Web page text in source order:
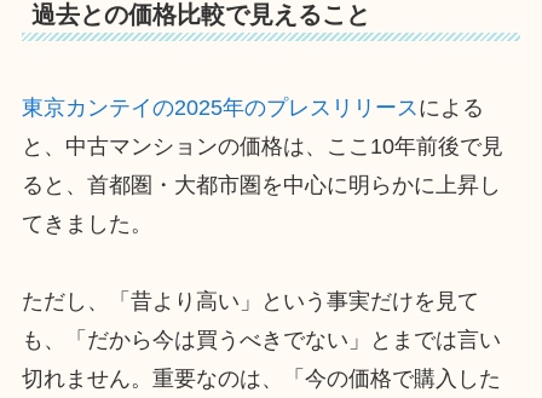
過去との価格比較で見えること
東京カンテイの2025年のプレスリリースによる
と、中古マンションの価格は、ここ10年前後で見
ると、首都圏・大都市圏を中心に明らかに上昇し
てきました。
ただし、「昔より高い」という事実だけを見て
も、「だから今は買うべきでない」とまでは言い
切れません。重要なのは、「今の価格で購入した